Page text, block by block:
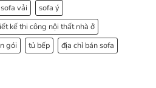
sofa vải
sofa ý
kế thi công nội thất nhà ở
gói
tủ bếp địa chỉ bán sofa